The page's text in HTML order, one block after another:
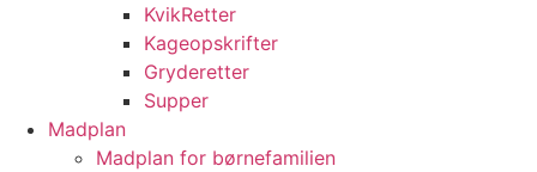
KvikRetter
Kageopskrifter
Gryderetter
Supper
Madplan
Madplan for børnefamilien